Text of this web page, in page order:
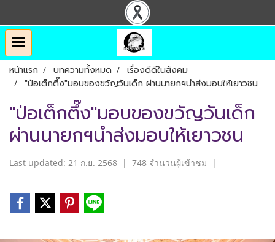
หน้าแรก บทความทั้งหมด
เรื่องดีดีในสังคม
"ป่อเต็กตึ๊ง"มอบของขวัญวันเด็ก ผ่านนายกฯนำส่งมอบให้เยาวชน
"ป่อเต็กตึ๊ง"มอบของขวัญวันเด็ก
ผ่านนายกฯนำส่งมอบให้เยาวชน
Last updated: 21 ก.ย. 2568 | 748 จำนวนผู้เข้าชม |